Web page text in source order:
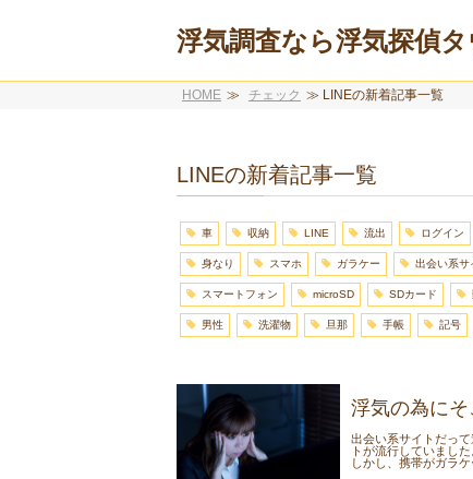
浮気調査なら浮気探偵
HOME ≫ チェック ≫ LINEの新着記事一覧
LINEの新着記事一覧
車 収納 LINE 流出 ログイン
身なり スマホ ガラケー 出会い系サ
スマートフォン microSD SDカード
男性 洗濯物 旦那 手帳 記号
浮気の為に
出会い系サイトだっ
トが流行していまし
しかし、携帯がガラ